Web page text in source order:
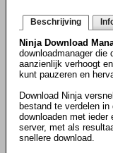
Beschrijving
Ninja Download
downloadmanager die
aanzienlijk verhoogt
kunt pauzeren en
Download Ninja
bestand te verdelen
downloaden met ieder
server, met als
snellere download.